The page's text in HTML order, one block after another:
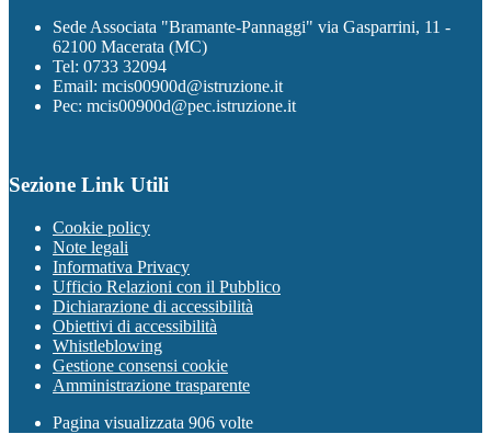
Sede Associata "Bramante-Pannaggi" via Gasparrini, 11 -
62100 Macerata (MC)
Tel: 0733 32094
Email: mcis00900d@istruzione.it
Pec: mcis00900d@pec.istruzione.it
Sezione Link Utili
Cookie policy
Note legali
Informativa Privacy
Ufficio Relazioni con il Pubblico
Dichiarazione di accessibilità
Obiettivi di accessibilità
Whistleblowing
Gestione consensi cookie
Amministrazione trasparente
Pagina visualizzata 906 volte